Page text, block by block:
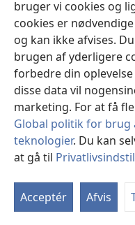
bruger vi cookies og
cookies er
og kan ikke afvises.
brugen af yderligere
forbedre din
disse data vil
marketing. For at få
Global politik for brug
teknologier. Du kan
at gå til
Acceptér Afvis
vindue)JW Hub
(åbner
nyt
vindue)JW Library
Watchtower Library
Copyright© 2026 Watch